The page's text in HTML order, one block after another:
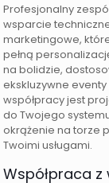
Profesjonalny
wsparcie
marketingowe,
pełną
na bolidzie,
ekskluzywne
współpracy jest
do Twojego
okrążenie na torze
Twoimi usługami.
Współpraca